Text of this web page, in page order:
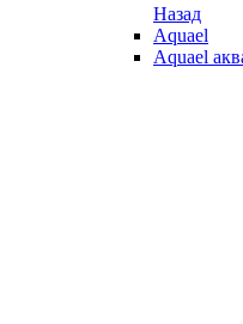
Назад
Aquael
Aquael